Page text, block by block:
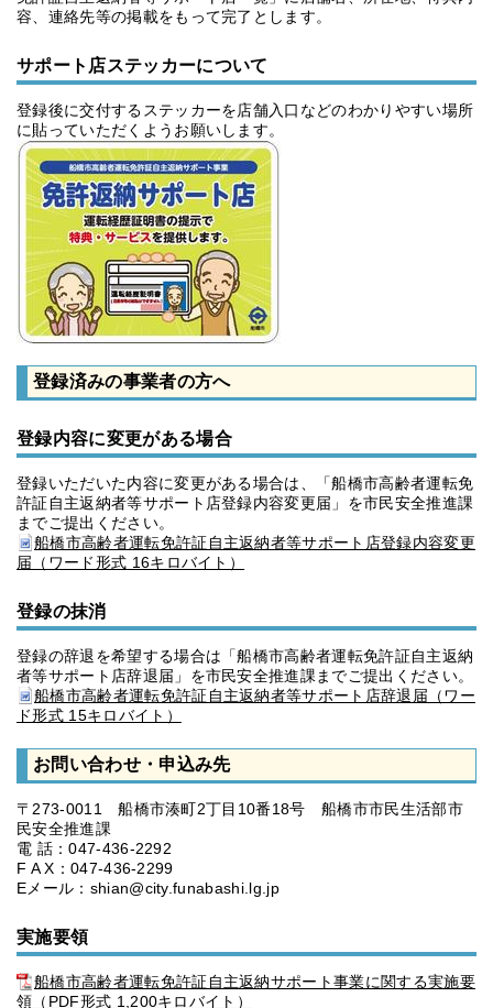
容、連絡先等の掲載をもって完了とします。
サポート店ステッカーについて
登録後に交付するステッカーを店舗入口などのわかりやすい場所
に貼っていただくようお願いします。
登録済みの事業者の方へ
登録内容に変更がある場合
登録いただいた内容に変更がある場合は、「船橋市高齢者運転免
許証自主返納者等サポート店登録内容変更届」を市民安全推進課
までご提出ください。
船橋市高齢者運転免許証自主返納者等サポート店登録内容変更
届（ワード形式 16キロバイト）
登録の抹消
登録の辞退を希望する場合は「船橋市高齢者運転免許証自主返納
者等サポート店辞退届」を市民安全推進課までご提出ください。
船橋市高齢者運転免許証自主返納者等サポート店辞退届（ワー
ド形式 15キロバイト）
お問い合わせ・申込み先
〒273-0011 船橋市湊町2丁目10番18号 船橋市市民生活部市
民安全推進課
電 話：047-436-2292
F A X：047-436-2299
Eメール：shian@city.funabashi.lg.jp
実施要領
船橋市高齢者運転免許証自主返納サポート事業に関する実施要
領（PDF形式 1,200キロバイト）